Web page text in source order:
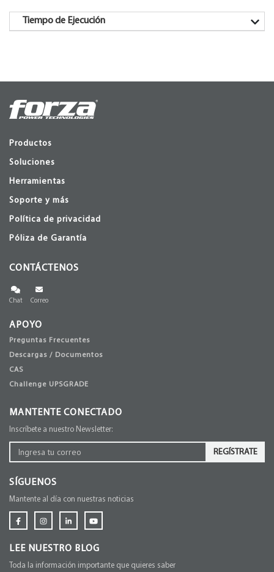
Tiempo de Ejecución
Productos
Soluciones
Herramientas
Soporte y más
Política de privacidad
Póliza de Garantía
CONTÁCTENOS
Chat Correo
APOYO
Preguntas Frecuentes
Descargas / Documentos
CAS
Challenge UPSGRADE
MANTENTE CONECTADO
Inscríbete a nuestro Newsletter:
REGÍSTRATE
SÍGUENOS
Mantente al día con nuestras noticias
LEE NUESTRO BLOG
Toda la información importante que quieres saber